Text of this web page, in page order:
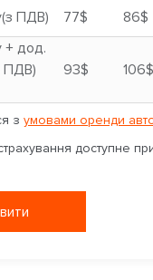
ПДВ)
77$ 86$
+ дод.
ПДВ)
93$ 106$
з умовами оренди
доступне